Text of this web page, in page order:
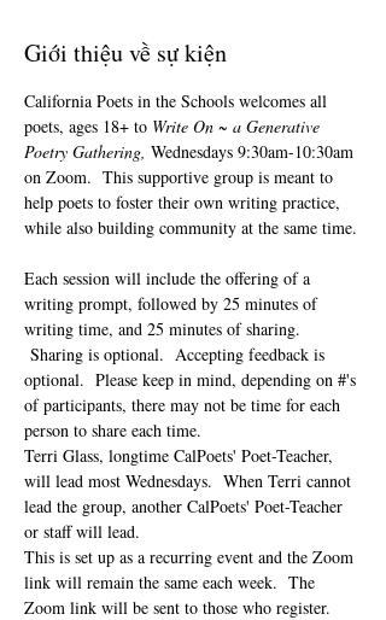
Giới thiệu về sự kiện
California Poets in the Schools welcomes all
poets, ages 18+ to Write On ~ a Generative
Poetry Gathering, Wednesdays 9:30am-10:30am
on Zoom.  This supportive group is meant to
help poets to foster their own writing practice,
while also building community at the same time.
Each session will include the offering of a
writing prompt, followed by 25 minutes of
writing time, and 25 minutes of sharing.
Sharing is optional.  Accepting feedback is
optional.  Please keep in mind, depending on #'s
of participants, there may not be time for each
person to share each time.
Terri Glass, longtime CalPoets' Poet-Teacher,
will lead most Wednesdays.  When Terri cannot
lead the group, another CalPoets' Poet-Teacher
or staff will lead.
This is set up as a recurring event and the Zoom
link will remain the same each week.  The
Zoom link will be sent to those who register.